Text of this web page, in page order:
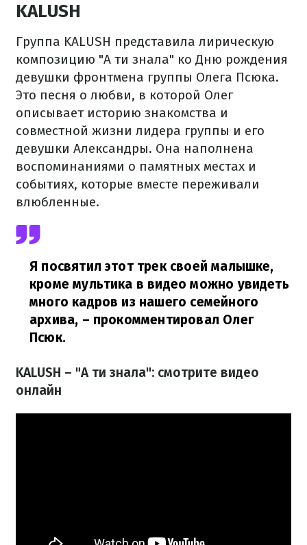
KALUSH
Группа KALUSH представила лирическую
композицию "А ти знала" ко Дню рождения
девушки фронтмена группы Олега Псюка.
Это песня о любви, в которой Олег
описывает историю знакомства и
совместной жизни лидера группы и его
девушки Александры. Она наполнена
воспоминаниями о памятных местах и
событиях, которые вместе переживали
влюбленные.
Я посвятил этот трек своей малышке,
кроме мультика в видео можно увидеть
много кадров из нашего семейного
архива, – прокомментировал Олег
Псюк.
KALUSH – "А ти знала": смотрите видео
онлайн